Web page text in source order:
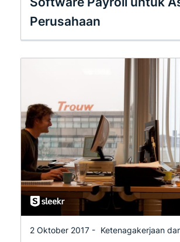
Perusahaan
2 Oktober 2017 - Ketenagakerjaan